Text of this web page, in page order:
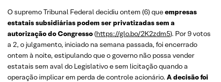
O supremo Tribunal Federal decidiu ontem (6) queempresas
estatais subsidiárias podem ser privatizadas sem a
autorização do Congresso(https://glo.bo/2K2zdm5). Por 9 votos
a 2, o julgamento, iniciado na semana passada, foi encerrado
ontem à noite, estipulando que o governo não possa vender
estatais sem aval do Legislativo e sem licitação quando a
operação implicar em perda de controle acionário. A decisão foi